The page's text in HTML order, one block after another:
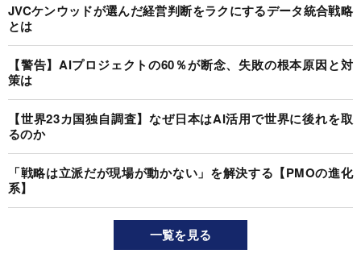
JVCケンウッドが選んだ経営判断をラクにするデータ統合戦略
とは
【警告】AIプロジェクトの60％が断念、失敗の根本原因と対
策は
【世界23カ国独自調査】なぜ日本はAI活用で世界に後れを取
るのか
「戦略は立派だが現場が動かない」を解決する【PMOの進化
系】
一覧を見る